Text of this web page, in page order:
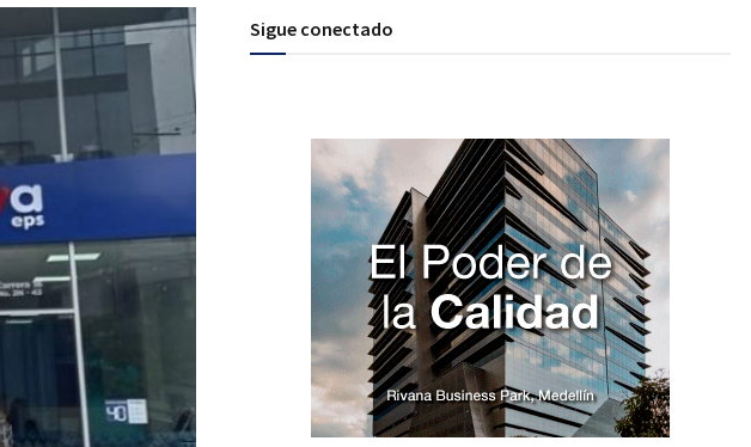
Sigue conectado